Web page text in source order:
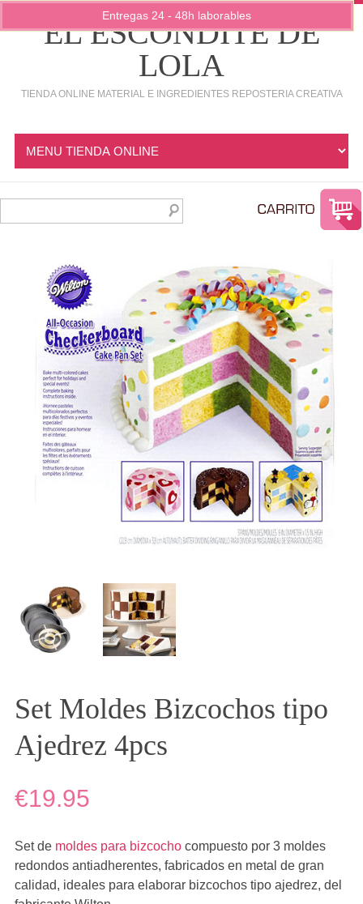
EL ESCONDITE DE
LOLA
TIENDA ONLINE MATERIAL E INGREDIENTES REPOSTERIA CREATIVA
Set Moldes Bizcochos tipo
Ajedrez 4pcs
€19.95
Set de moldes para bizcochocompuesto por 3 moldes
redondos antiadherentes, fabricados en metal de gran
calidad, ideales para elaborar bizcochos tipo ajedrez, del
Entregas 24 - 48h laborables